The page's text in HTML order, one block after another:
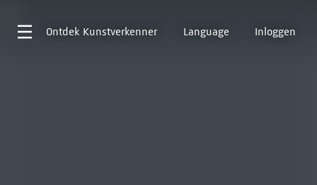
Ontdek Kunstverkenner Language Inloggen